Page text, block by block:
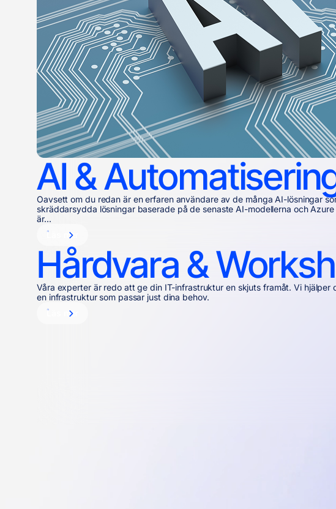
AI &
Oavsett om du redan är en erfaren användare av de många AI-lösningar
skräddarsydda lösningar baserade på de senaste AI-modellerna och
är...
Läs mer
Hårdvara &
Våra experter är redo att ge din IT-infrastruktur en skjuts framåt. Vi hjälper
en infrastruktur som passar just dina behov.
Läs mer